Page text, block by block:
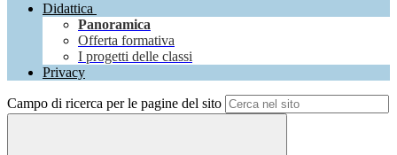
Didattica
Panoramica
Offerta formativa
I progetti delle classi
Privacy
Campo di ricerca per le pagine del sito